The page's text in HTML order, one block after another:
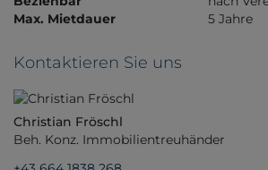
Max. Mietdauer
5 Jahre
Kontaktieren Sie uns
Christian Fröschl
Beh. Konz. Immobilientreuhänder